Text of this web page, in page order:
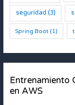
seguridad (3)
Spring Boot (1)
Entrenamiento
en AWS